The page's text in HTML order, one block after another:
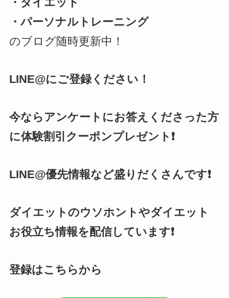
・ダイエット
・パーソナルトレーニング
のブログ随時更新中！
LINE@にご登録ください！
今ならアンケートにお答えくださった方
に体験割引クーポンプレゼント❗
LINE@優先情報など盛りだくさんです❗
ダイエットのウソホントやダイエット
お役立ち情報を配信しています❗
登録はこちらから